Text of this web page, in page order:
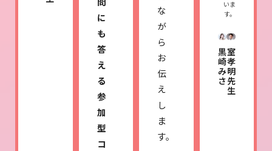
に
も
答
え
る
参
加
型
コ
な
が
ら
お
伝
え
し
ま
す。
いま
す。
黒
崎
み
さ
室
孝
明
先
生